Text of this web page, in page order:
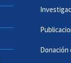
Donación